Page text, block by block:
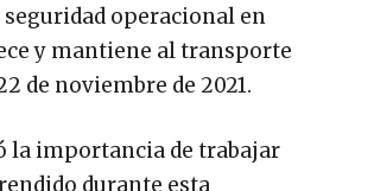
operacional en
y mantiene al transporte
de noviembre de 2021.
la importancia de trabajar
durante esta